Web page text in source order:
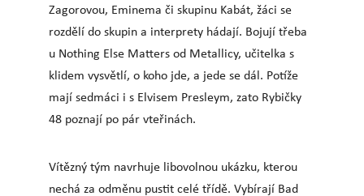
Zagorovou, Eminema či skupinu Kabát, žáci se
rozdělí do skupin a interprety hádají. Bojují třeba
u Nothing Else Matters od Metallicy, učitelka s
klidem vysvětlí, o koho jde, a jede se dál. Potíže
mají sedmáci i s Elvisem Presleym, zato Rybičky
48 poznají po pár vteřinách.
Vítězný tým navrhuje libovolnou ukázku, kterou
nechá za odměnu pustit celé třídě. Vybírají Bad